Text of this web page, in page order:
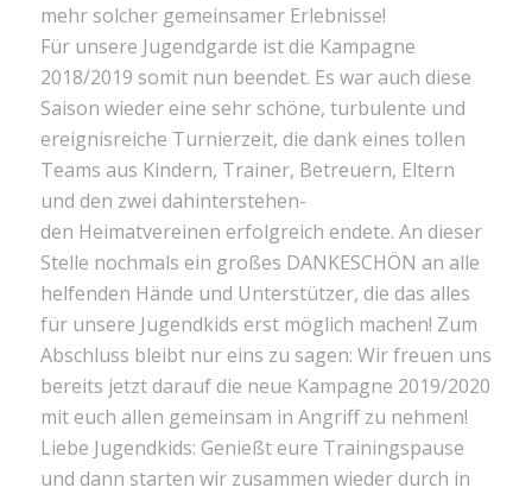
mehr solcher gemeinsamer Erlebnisse!
Für unsere Jugendgarde ist die Kampagne
2018/2019 somit nun beendet. Es war auch diese
Saison wieder eine sehr schöne, turbulente und
ereignisreiche Turnierzeit, die dank eines tollen
Teams aus Kindern, Trainer, Betreuern, Eltern
und den zwei dahinterstehen-
den Heimatvereinen erfolgreich endete. An dieser
Stelle nochmals ein großes DANKESCHÖN an alle
helfenden Hände und Unterstützer, die das alles
für unsere Jugendkids erst möglich machen! Zum
Abschluss bleibt nur eins zu sagen: Wir freuen uns
bereits jetzt darauf die neue Kampagne 2019/2020
mit euch allen gemeinsam in Angriff zu nehmen!
Liebe Jugendkids: Genießt eure Trainingspause
und dann starten wir zusammen wieder durch in